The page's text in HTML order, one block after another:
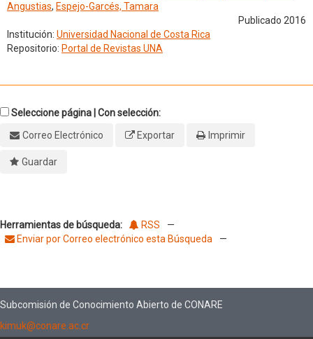
Angustias, Espejo-Garcés, Tamara
Publicado 2016
Institución: Universidad Nacional de Costa Rica
Repositorio: Portal de Revistas UNA
Seleccione página | Con selección:
Correo Electrónico
Exportar Imprimir
Guardar
Herramientas de búsqueda: RSS
—
Enviar por Correo electrónico esta Búsqueda
—
Subcomisión de Conocimiento Abierto de CONARE
kimuk@conare.ac.cr